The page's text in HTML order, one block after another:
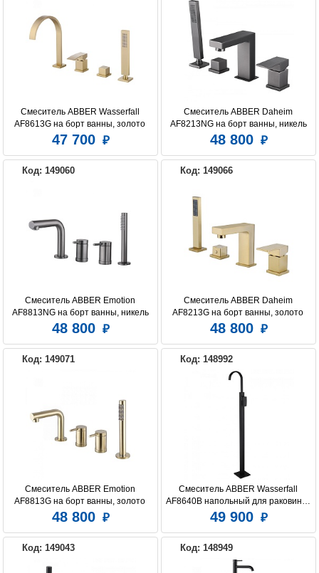
Смеситель ABBER Wasserfall
AF8613G на борт ванны, золото
матовое
47 700
Смеситель ABBER Daheim
AF8213NG на борт ванны, никель
48 800
Код: 149060
Смеситель ABBER Emotion
AF8813NG на борт ванны, никель
48 800
Код: 149066
Смеситель ABBER Daheim
AF8213G на борт ванны, золото
матовое
48 800
Код: 149071
Смеситель ABBER Emotion
AF8813G на борт ванны, золото
матовое
48 800
Код: 148992
Смеситель ABBER Wasserfall
AF8640B напольный для раковины,
черный матовый
49 900
Код: 149043 Код: 148949